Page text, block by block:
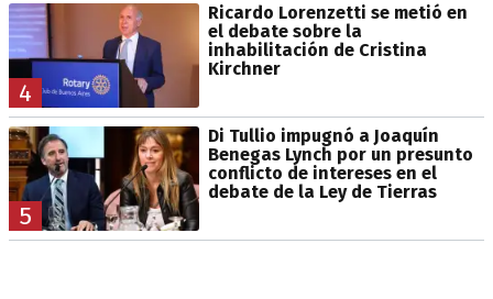
4
Ricardo Lorenzetti se metió en
el debate sobre la
inhabilitación de Cristina
Kirchner
5
Di Tullio impugnó a Joaquín
Benegas Lynch por un presunto
conflicto de intereses en el
debate de la Ley de Tierras